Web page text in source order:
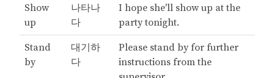
Show
up
나타나
다
I hope she'll show up at the
party tonight.
Stand
by
대기하
다
Please stand by for further
instructions from the